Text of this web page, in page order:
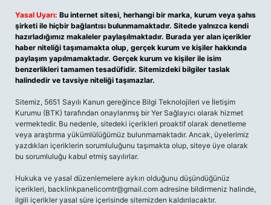
Yasal Uyarı: Bu internet sitesi, herhangi bir marka, kurum veya şahıs
şirketi ile hiçbir bağlantısı bulunmamaktadır. Sitede yalnızca kendi
hazırladığımız makaleler paylaşılmaktadır. Burada yer alan içerikler
haber niteliği taşımamakta olup, gerçek kurum ve kişiler hakkında
paylaşım yapılmamaktadır. Gerçek kurum ve kişiler ile isim
benzerlikleri tamamen tesadüfidir. Sitemizdeki bilgiler taslak
halindedir ve tavsiye niteliği taşımazlar.
Sitemiz, 5651 Sayılı Kanun gereğince Bilgi Teknolojileri ve İletişim
Kurumu (BTK) tarafından onaylanmış bir Yer Sağlayıcı olarak hizmet
vermektedir. Bu nedenle, sitedeki içerikleri proaktif olarak denetleme
veya araştırma yükümlülüğümüz bulunmamaktadır. Ancak, üyelerimiz
yazdıkları içeriklerin sorumluluğunu taşımakta olup, siteye üye olarak
bu sorumluluğu kabul etmiş sayılırlar.
Hukuka ve yasal düzenlemelere aykırı olduğunu düşündüğünüz
içerikleri, backlinkpanelicomtr@gmail.com adresine bildirmeniz halinde,
ilgili içerikler yasal süre içerisinde sitemizden kaldırılacaktır.